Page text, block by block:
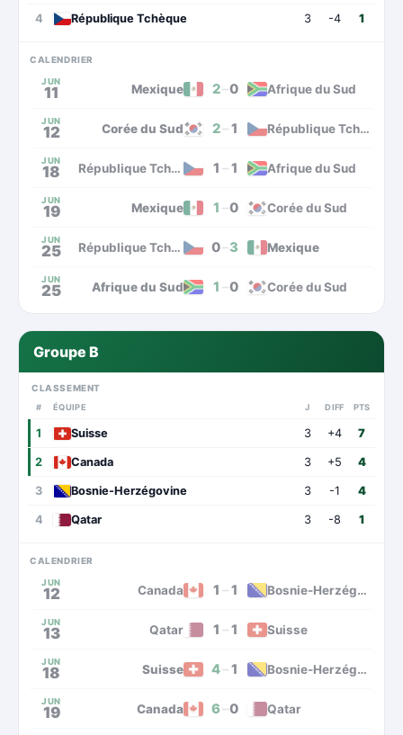
4 République Tchèque 3 -4 1
CALENDRIER
JUN
11 Mexique 2–0 Afrique du Sud
JUN
12 Corée du Sud 2–1 République Tchèque
JUN
18 République Tchèque 1 –1 Afrique du Sud
JUN
19 Mexique 1 –0 Corée du Sud
JUN
25 République Tchèque 0–3 Mexique
JUN
25 Afrique du Sud 1 –0 Corée du Sud
Groupe B
CLASSEMENT
# ÉQUIPE J DIFF PTS
1 Suisse 3 +4 7
2 Canada 3 +5 4
3 Bosnie-Herzégovine 3 -1 4
4 Qatar 3 -8 1
CALENDRIER
JUN
12 Canada 1 –1 Bosnie-Herzégovine
JUN
13 Qatar 1 –1 Suisse
JUN
18 Suisse 4–1 Bosnie-Herzégovine
JUN
19 Canada 6–0 Qatar